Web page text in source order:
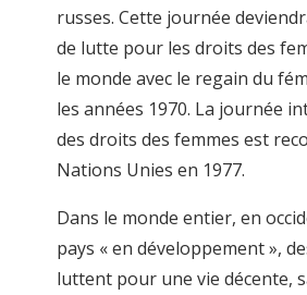
russes. Cette journée
de lutte pour les droits des
le monde avec le regain du
les années 1970. La journée
des droits des femmes est
Nations Unies en 1977.
Dans le monde entier, en
pays « en développement »,
luttent pour une vie décente,